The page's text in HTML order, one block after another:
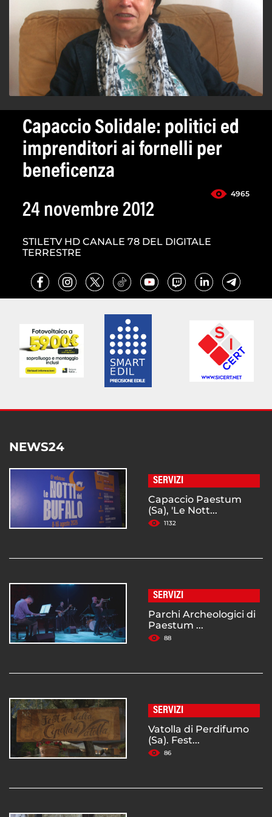
Capaccio Solidale: politici ed
imprenditori ai fornelli per
beneficenza
4965
24 novembre 2012
STILETV HD CANALE 78 DEL DIGITALE
TERRESTRE
NEWS24
SERVIZI
Capaccio Paestum
(Sa), 'Le Nott...
1132
SERVIZI
Parchi Archeologici di
Paestum ...
88
SERVIZI
Vatolla di Perdifumo
(Sa). Fest...
86